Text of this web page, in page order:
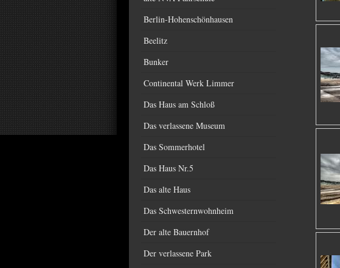
Berlin-Hohenschönhausen
Beelitz
Bunker
Continental Werk Limmer
Das Haus am Schloß
Das verlassene Museum
Das Sommerhotel
Das Haus Nr.5
Das alte Haus
Das Schwesternwohnheim
Der alte Bauernhof
Der verlassene Park